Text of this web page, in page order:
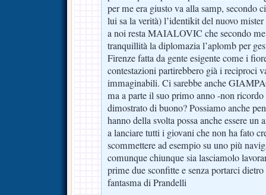
per me era giusto va alla samp, secondo
lui sa la verità) l’identikit del nuovo
a noi resta MAIALOVIC che secondo
tranquillità la diplomazia l’aplomb per
Firenze fatta da gente esigente come i
contestazioni partirebbero già i reciproci
immaginabili. Ci sarebbe anche
ma a parte il suo primo anno -non ricordo
dimostrato di buono? Possiamo anche
hanno della svolta possa anche essere un
a lanciare tutti i giovani che non ha fato
scommettere ad esempio su uno più
comunque chiunque sia lasciamolo
prime due sconfitte e senza portarci
fantasma di Prandelli